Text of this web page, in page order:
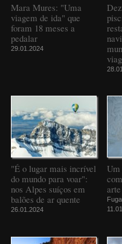
Mara Mures: "Uma
viagem de ida" que
foram 18 meses a
pedalar
29.01.2024
"É o lugar mais incrível
do mundo para voar":
nos Alpes suíços em
balões de ar quente
26.01.2024